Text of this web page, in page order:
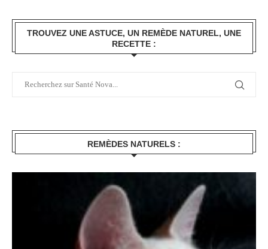
TROUVEZ UNE ASTUCE, UN REMÈDE NATUREL, UNE
RECETTE :
REMÈDES NATURELS :